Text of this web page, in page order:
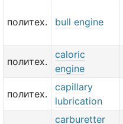
политех. bull engine
политех.
caloric
engine
политех.
capillary
lubrication
carburetter